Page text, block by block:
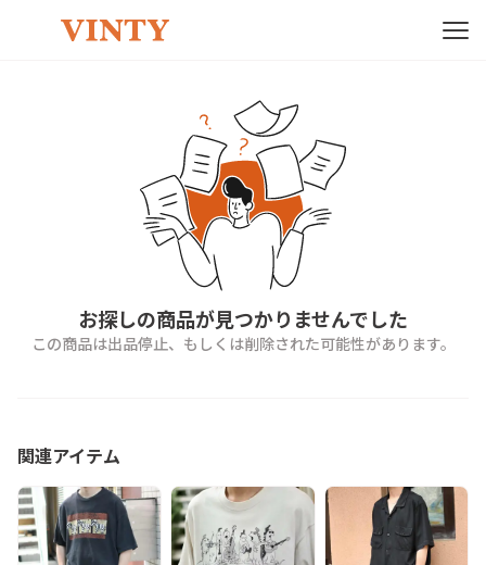
お探しの商品が見つかりませんでした
この商品は出品停止、もしくは削除された可能性があります。
関連アイテム